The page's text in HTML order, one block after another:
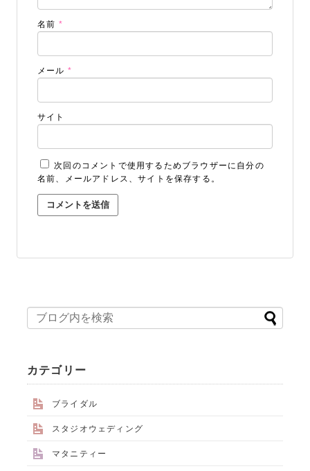
名前 *
メール *
サイト
次回のコメントで使用するためブラウザーに自分の
名前、メールアドレス、サイトを保存する。
カテゴリー
ブライダル
スタジオウェディング
マタニティー